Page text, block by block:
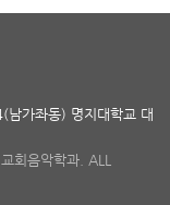
가좌동) 명지대학교 대
회음악학과. ALL